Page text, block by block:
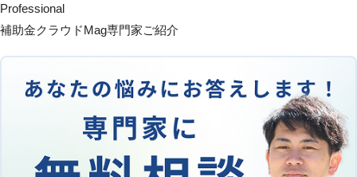
Professional
補助金クラウドMag専門家ご紹介